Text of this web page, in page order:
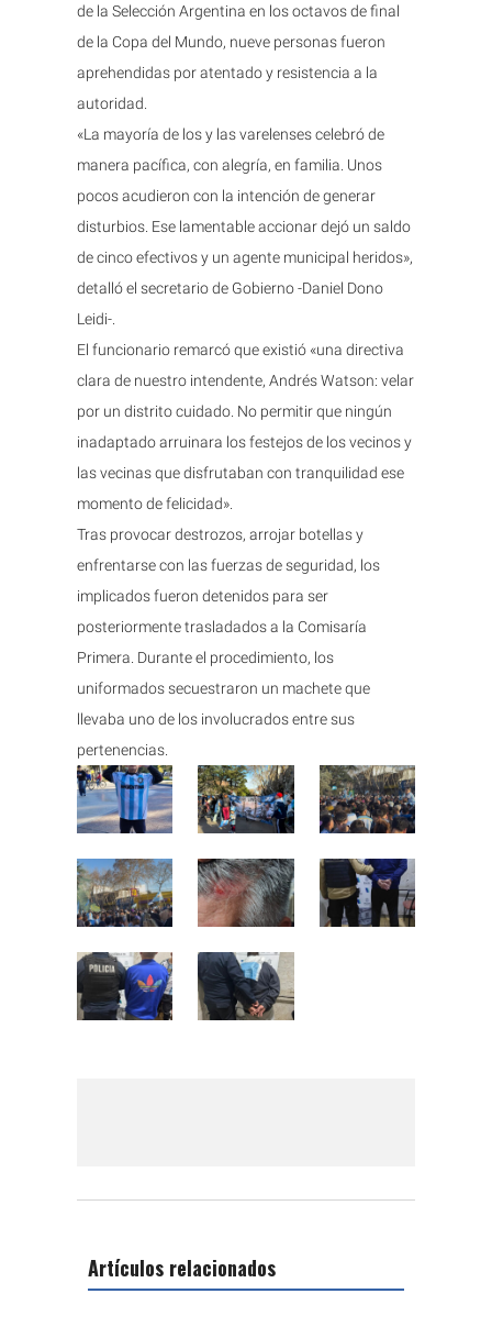
de la Selección Argentina en los octavos de final
de la Copa del Mundo, nueve personas fueron
aprehendidas por atentado y resistencia a la
autoridad.
«La mayoría de los y las varelenses celebró de
manera pacífica, con alegría, en familia. Unos
pocos acudieron con la intención de generar
disturbios. Ese lamentable accionar dejó un saldo
de cinco efectivos y un agente municipal heridos»,
detalló el secretario de Gobierno -Daniel Dono
Leidi-.
El funcionario remarcó que existió «una directiva
clara de nuestro intendente, Andrés Watson: velar
por un distrito cuidado. No permitir que ningún
inadaptado arruinara los festejos de los vecinos y
las vecinas que disfrutaban con tranquilidad ese
momento de felicidad».
Tras provocar destrozos, arrojar botellas y
enfrentarse con las fuerzas de seguridad, los
implicados fueron detenidos para ser
posteriormente trasladados a la Comisaría
Primera. Durante el procedimiento, los
uniformados secuestraron un machete que
llevaba uno de los involucrados entre sus
pertenencias.
Artículos relacionados